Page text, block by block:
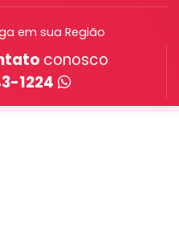
em sua Região
conosco
1224